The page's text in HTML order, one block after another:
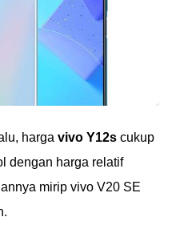
harga vivo Y12s cukup
dengan harga relatif
mirip vivo V20 SE